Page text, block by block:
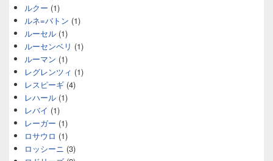
ルクー (1)
ルネ=バトン (1)
ルーセル (1)
ルーセンベリ (1)
ルーマン (1)
レグレンツィ (1)
レスピーギ (4)
レハール (1)
レバイ (1)
レーガー (1)
ロサウロ (1)
ロッシーニ (3)